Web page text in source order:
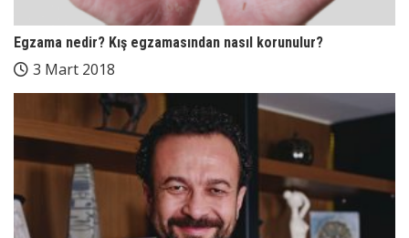
Egzama nedir? Kış egzamasından nasıl korunulur?
3 Mart 2018